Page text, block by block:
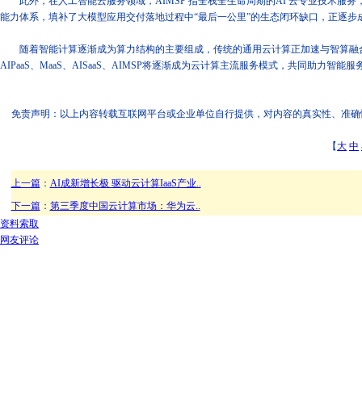
能力体系，填补了大模型应用交付落地过程中“最后一公里”的生态闭环缺口，正逐
随着智能计算逐渐成为算力结构的主要组成，传统的通用云计算正加速与智算融
AIPaaS、MaaS、AISaaS、AIMSP将逐渐成为云计算主流服务模式，共同助力智能服
免责声明：以上内容转载互联网平台或企业单位自行提供，对内容的真实性、准
【大 中
上一篇： AI成新增长极 驱动云计算IaaS产业..
下一篇： 第三季度中国云计算市场：华为云..
资料索取
网友评论